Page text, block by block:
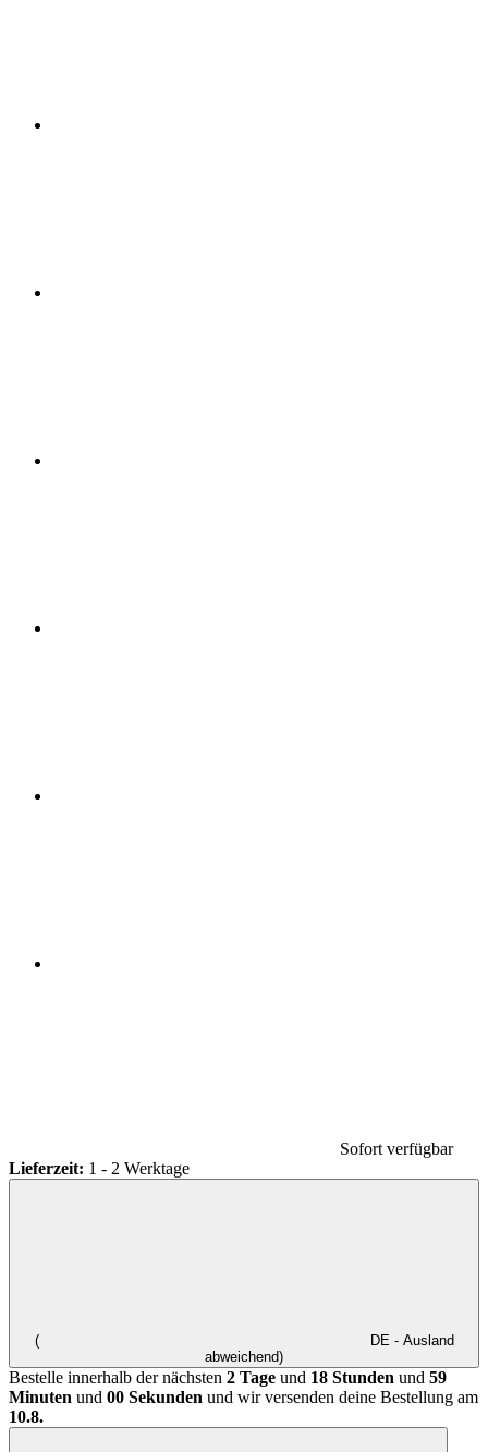
Sofort verfügbar
Lieferzeit: 1 - 2 Werktage
(
DE - Ausland
abweichend)
Bestelle innerhalb der nächsten 2 Tage und 18 Stunden und 59
Minuten und 00 Sekunden und wir versenden deine Bestellung am
10.8.